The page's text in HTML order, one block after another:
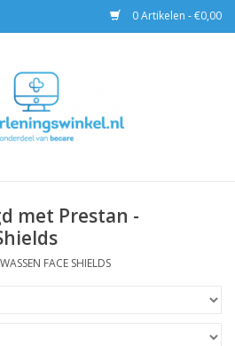
0 Artikelen - €0,00
met Prestan -
FACE SHIELDS